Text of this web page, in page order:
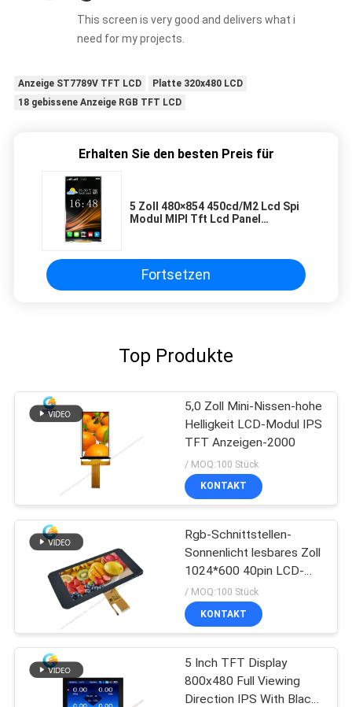
This screen is very good and delivers what i
need for my projects.
Anzeige ST7789V TFT LCD
Platte 320x480 LCD
18 gebissene Anzeige RGB TFT LCD
Erhalten Sie den besten Preis für
5 Zoll 480×854 450cd/M2 Lcd Spi
Modul MIPI Tft Lcd Panel
Fortsetzen
Top Produkte
5,0 Zoll Mini-Nissen-hohe
Helligkeit LCD-Modul IPS
TFT Anzeigen-2000
/ MOQ:100 Stück
KONTAKT
Rgb-Schnittstellen-
Sonnenlicht lesbares Zoll
1024*600 40pin LCD-
Anzeigen-7、
/ MOQ:100 Stück
KONTAKT
5 Inch TFT Display
800x480 Full Viewing
Direction IPS With Black